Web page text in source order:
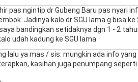
pas ngintip dr Gubeng Baru pas nyari
Jadinya kalo dr SGU lama g bisa
bandingkan setidaknya dgn 1 - 2
udah kadung ke SGU lama
lalu ya mas / sis. mungkin ada info
kasihan juga penumpang